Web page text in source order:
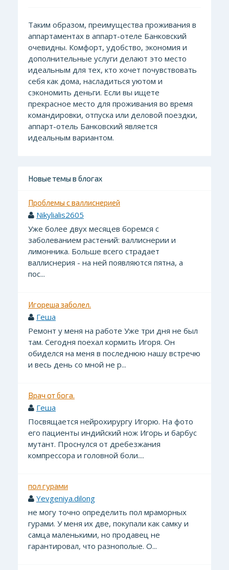
Таким образом, преимущества проживания в
аппартаментах в аппарт-отеле Банковский
очевидны. Комфорт, удобство, экономия и
дополнительные услуги делают это место
идеальным для тех, кто хочет почувствовать
себя как дома, насладиться уютом и
сэкономить деньги. Если вы ищете
прекрасное место для проживания во время
командировки, отпуска или деловой поездки,
аппарт-отель Банковский является
идеальным вариантом.
Новые темы в блогах
Проблемы с валлиснерией
Nikylialis2605
Уже более двух месяцев боремся с
заболеванием растений: валлиснерии и
лимонника. Больше всего страдает
валлиснерия - на ней появляются пятна, а
пос...
Игореша заболел.
Геша
Ремонт у меня на работе Уже три дня не был
там. Сегодня поехал кормить Игоря. Он
обиделся на меня в последнюю нашу встречю
и весь день со мной не р...
Врач от бога.
Геша
Посвящается нейрохирургу Игорю. На фото
его пациенты индийский нож Игорь и барбус
мутант. Проснулся от дребезжания
компрессора и головной боли....
пол гурами
Yevgeniya.dilong
не могу точно определить пол мраморных
гурами. У меня их две, покупали как самку и
самца маленькими, но продавец не
гарантировал, что разнополые. О...